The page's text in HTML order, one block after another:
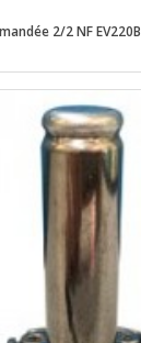
2/2 NF EV220B